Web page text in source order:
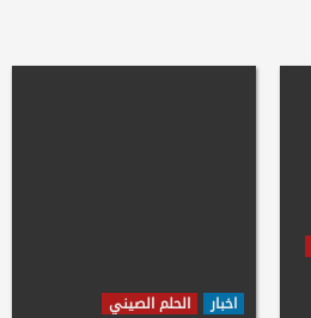
اخبار الحلم الصيني